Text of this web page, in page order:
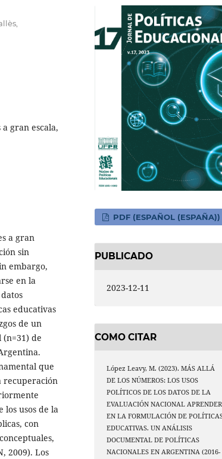
gran escala,
a gran
sin
embargo,
en la
educativas
de un
(n=31) de
que
recuperación
usos de la
con
2009). Los
PDF (ESPAÑOL (ESPAÑA))
PUBLICADO
2023-12-11
COMO CITAR
López Leavy, M. (2023). MÁS ALLÁ
DE LOS NÚMEROS: LOS USOS
POLÍTICOS DE LOS DATOS DE LA
EVALUACIÓN NACIONAL APRENDER
EN LA FORMULACIÓN DE
EDUCATIVAS. UN ANÁLISIS
DOCUMENTAL DE POLÍTICAS
NACIONALES EN ARGENTINA (2016-